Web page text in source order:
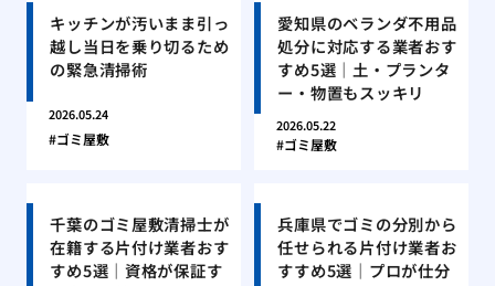
キッチンが汚いまま引っ
越し当日を乗り切るため
の緊急清掃術
2026.05.24
ゴミ屋敷
愛知県のベランダ不用品
処分に対応する業者おす
すめ5選｜土・プランタ
ー・物置もスッキリ
2026.05.22
ゴミ屋敷
千葉のゴミ屋敷清掃士が
在籍する片付け業者おす
すめ5選｜資格が保証す
兵庫県でゴミの分別から
任せられる片付け業者お
すすめ5選｜プロが仕分